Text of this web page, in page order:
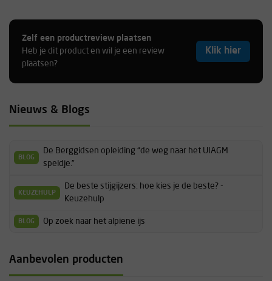
Zelf een productreview plaatsen
Heb je dit product en wil je een review
plaatsen?
Klik hier
Nieuws & Blogs
BLOG
De Berggidsen opleiding “de weg naar het UIAGM
speldje.”
KEUZEHULP
De beste stijgijzers: hoe kies je de beste? -
Keuzehulp
BLOG Op zoek naar het alpiene ijs
Aanbevolen producten